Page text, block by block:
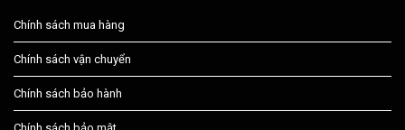
Chính sách mua hàng
Chính sách vận chuyển
Chính sách bảo hành